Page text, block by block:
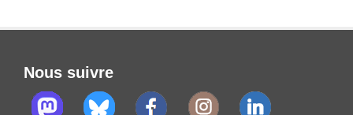
Nous suivre